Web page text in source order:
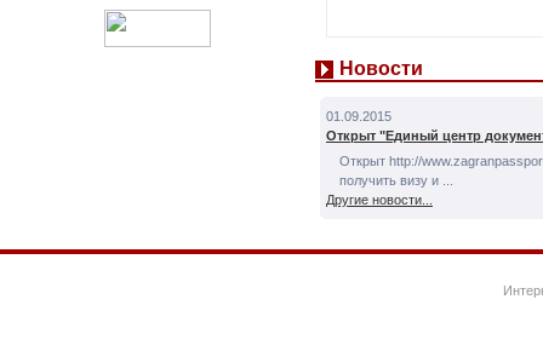
Новости
01.09.2015
Открыт "Единый центр
Открыт http://
получить визу и ...
Другие новости...